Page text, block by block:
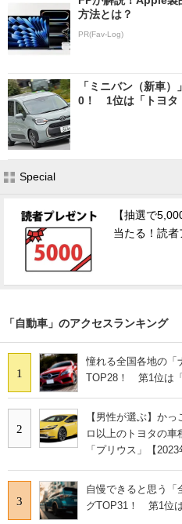
方法とは？
PR(Fav-Log)
「ミニバン（新車
0！ 1位は「トヨタ
Special
【抽選で
当たる！読
「自動車」のアクセスランキング
1
憧れる全国各地の「
TOP28！ 第1位は「
2
【男性が選ぶ】か
ロ以上のトヨタの
「プリウス」【
3
自慢できると思う「
グTOP31！ 第1位は